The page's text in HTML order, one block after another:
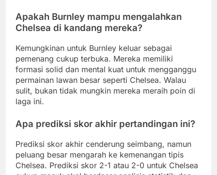
Apakah Burnley mampu mengalahkan
Chelsea di kandang mereka?
Kemungkinan untuk Burnley keluar sebagai
pemenang cukup terbuka. Mereka memiliki
formasi solid dan mental kuat untuk mengganggu
permainan lawan besar seperti Chelsea. Walau
sulit, bukan tidak mungkin mereka meraih poin di
laga ini.
Apa prediksi skor akhir pertandingan ini?
Prediksi skor akhir cenderung seimbang, namun
peluang besar mengarah ke kemenangan tipis
Chelsea. Prediksi skor 2-1 atau 2-0 untuk Chelsea